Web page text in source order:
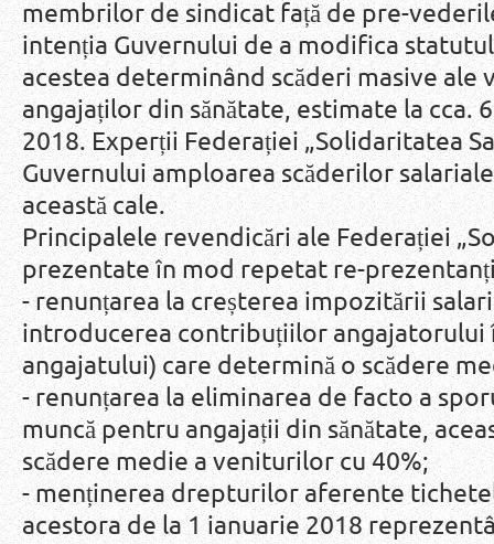
membrilor de sindicat față de pre-
intenția Guvernului de a modifica
acestea determinând scăderi masive
angajaților din sănătate, estimate la cca.
2018. Experții Federației „Solidaritatea
Guvernului amploarea scăderilor
această cale.
Principalele revendicări ale Federației
prezentate în mod repetat re-
- renunțarea la creșterea impozitării
introducerea contribuțiilor angajatorului
angajatului) care determină o scădere
- renunțarea la eliminarea de facto a
muncă pentru angajații din sănătate,
scădere medie a veniturilor cu 40%;
- menținerea drepturilor aferente
acestora de la 1 ianuarie 2018